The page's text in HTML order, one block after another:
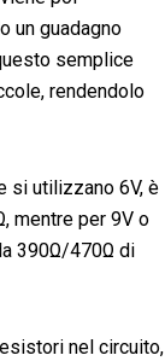
un guadagno
semplice
rendendolo
si utilizzano 6V, è
mentre per 9V o
390Ω/470Ω di
nel circuito,